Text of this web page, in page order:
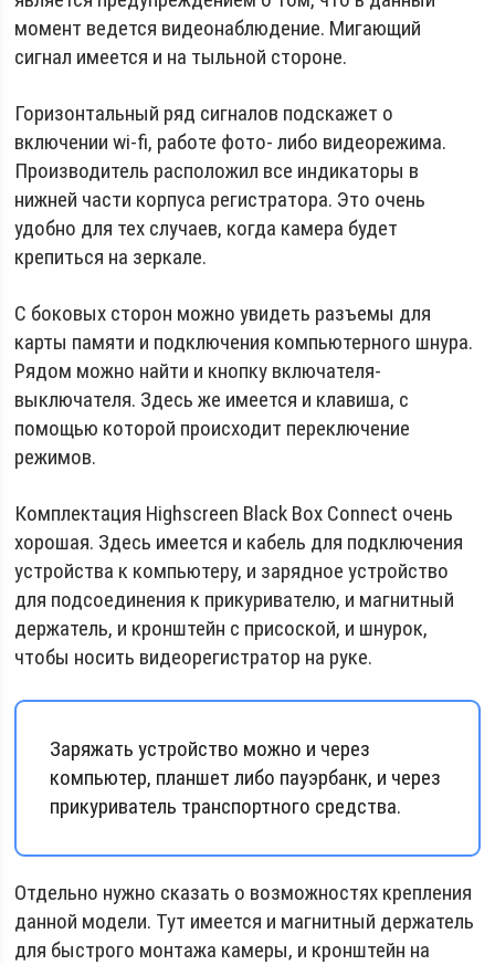
момент ведется видеонаблюдение. Мигающий
сигнал имеется и на тыльной стороне.
Горизонтальный ряд сигналов подскажет о
включении wi-fi, работе фото- либо видеорежима.
Производитель расположил все индикаторы в
нижней части корпуса регистратора. Это очень
удобно для тех случаев, когда камера будет
крепиться на зеркале.
С боковых сторон можно увидеть разъемы для
карты памяти и подключения компьютерного шнура.
Рядом можно найти и кнопку включателя-
выключателя. Здесь же имеется и клавиша, с
помощью которой происходит переключение
режимов.
Комплектация Highscreen Black Box Connect очень
хорошая. Здесь имеется и кабель для подключения
устройства к компьютеру, и зарядное устройство
для подсоединения к прикуривателю, и магнитный
держатель, и кронштейн с присоской, и шнурок,
чтобы носить видеорегистратор на руке.
Заряжать устройство можно и через
компьютер, планшет либо пауэрбанк, и через
прикуриватель транспортного средства.
Отдельно нужно сказать о возможностях крепления
данной модели. Тут имеется и магнитный держатель
для быстрого монтажа камеры, и кронштейн на